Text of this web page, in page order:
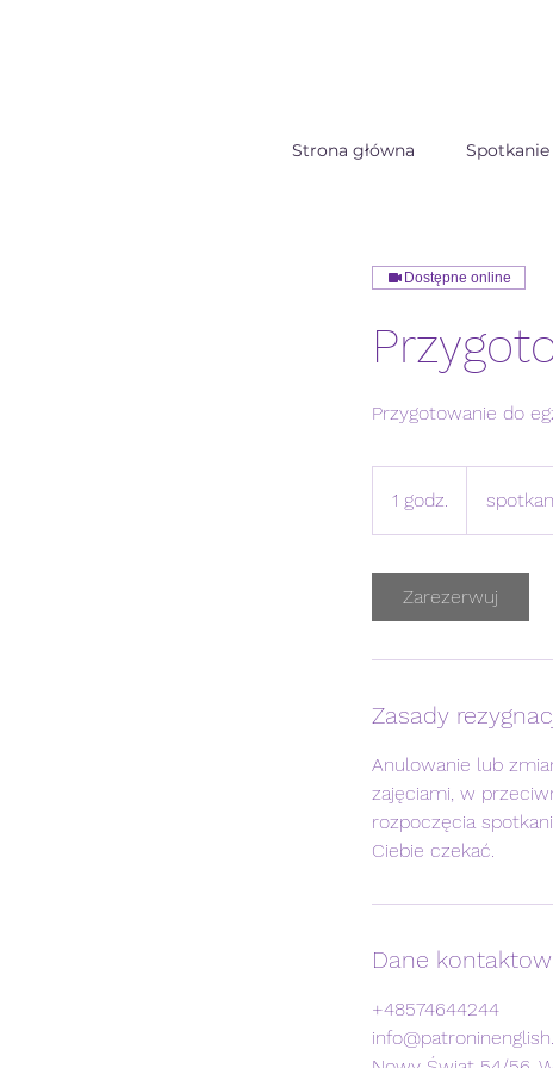
Strona główna
Dostępne online
Przygotowanie do
1 godz.
g
Zarezerwuj
Zasady
Anulowanie lub
zajęciami, w
rozpoczęcia
Ciebie czekać.
Dane
+48574644244